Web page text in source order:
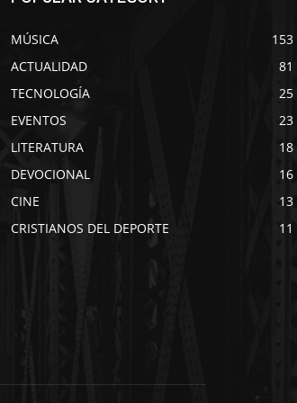
MÚSICA
153
ACTUALIDAD
81
TECNOLOGÍA
25
EVENTOS
23
LITERATURA
18
DEVOCIONAL
16
CINE
13
CRISTIANOS DEL DEPORTE
11